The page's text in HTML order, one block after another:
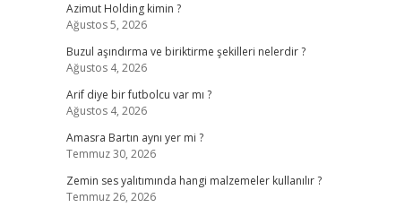
Azimut Holding kimin ?
Ağustos 5, 2026
Buzul aşındırma ve biriktirme şekilleri nelerdir ?
Ağustos 4, 2026
Arif diye bir futbolcu var mı ?
Ağustos 4, 2026
Amasra Bartın aynı yer mi ?
Temmuz 30, 2026
Zemin ses yalıtımında hangi malzemeler kullanılır ?
Temmuz 26, 2026